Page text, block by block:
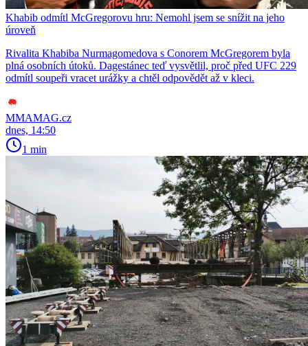
Khabib odmítl McGregorovu hru: Nemohl jsem se snížit na jeho
úroveň
Rivalita Khabiba Nurmagomedova s Conorem McGregorem byla
plná osobních útoků. Dagestánec teď vysvětlil, proč před UFC 229
odmítl soupeři vracet urážky a chtěl odpovědět až v kleci.
MMAMAG.cz
dnes, 14:50
1 min